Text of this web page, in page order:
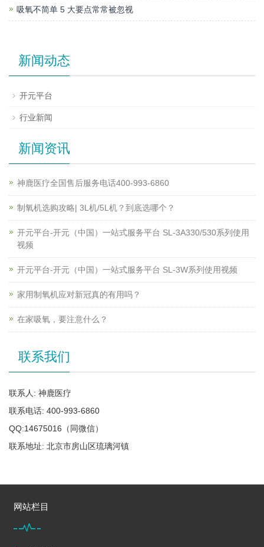
吸氧不简单 5 大要点常常被忽视
新闻动态
开元平台
行业新闻
新闻资讯
神鹿医疗全国售后服务电话400-993-6860
制氧机选购攻略| 3L机/5L机？到底选哪个？
开元平台-开元（中国）一站式服务平台 SL-3A330/530系列使用
视频
开元平台-开元（中国）一站式服务平台 SL-3W系列使用视频
家用制氧机应对新冠真的有用吗？
在家吸氧，要注意什么？
联系我们
联系人: 神鹿医疗
联系电话: 400-993-6860
QQ:14675016（同微信）
联系地址: 北京市房山区琉璃河镇
网站栏目